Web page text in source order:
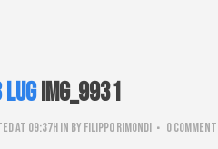
LugIMG_9931
at 09:37hin by Filippo Rimondi 0